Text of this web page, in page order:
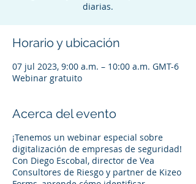
diarias.
Horario y ubicación
07 jul 2023, 9:00 a.m. – 10:00 a.m. GMT-6
Webinar gratuito
Acerca del evento
¡Tenemos un webinar especial sobre
digitalización de empresas de seguridad!
Con Diego Escobal, director de Vea
Consultores de Riesgo y partner de Kizeo